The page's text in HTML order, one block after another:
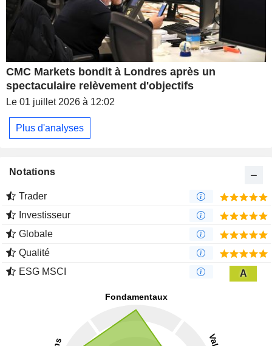
CMC Markets bondit à Londres après un
spectaculaire relèvement d'objectifs
Le 01 juillet 2026 à 12:02
Plus d'analyses
Notations
Trader
Investisseur
Globale
Qualité
ESG MSCI
A